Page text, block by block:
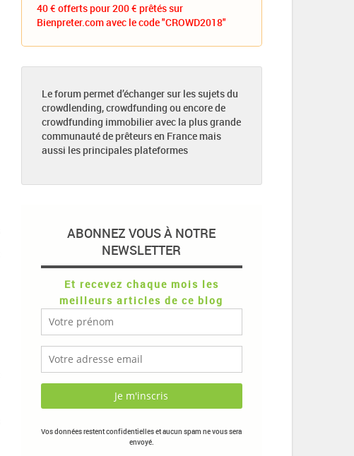
40 € offerts pour 200 € prêtés sur
Bienpreter.com avec le code "CROWD2018"
Le forum permet d’échanger sur les sujets du
crowdlending, crowdfunding ou encore de
crowdfunding immobilier avec la plus grande
communauté de prêteurs en France mais
aussi les principales plateformes
ABONNEZ VOUS À NOTRE
NEWSLETTER
Et recevez chaque mois les
meilleurs articles de ce blog
Vos données restent confidentielles et aucun spam ne vous sera
envoyé.